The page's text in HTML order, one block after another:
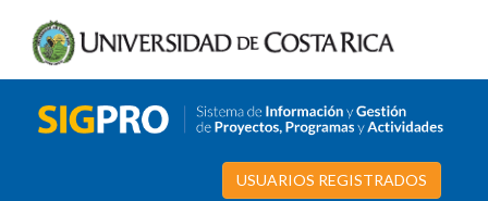
USUARIOS REGISTRADOS